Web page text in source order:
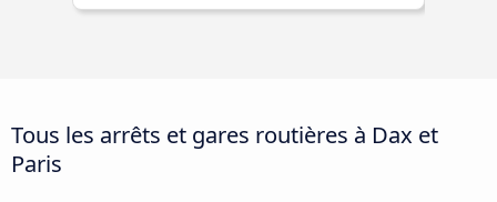
Tous les arrêts et gares routières à Dax et
Paris